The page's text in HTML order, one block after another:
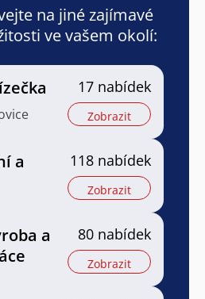
na jiné zajímavé
ve vašem okolí:
17 nabídek
Zobrazit
a
118 nabídek
Zobrazit
a
80 nabídek
Zobrazit